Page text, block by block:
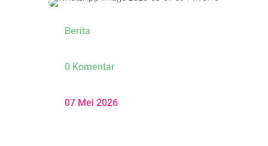
Berita
0 Komentar
07 Mei 2026